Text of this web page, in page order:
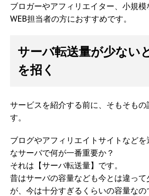
ブロガーやアフィリエイター、小規模
WEB担当者の方におすすめです。
サーバ転送量が少ない
を招く
サービスを紹介する前に、そもそもの
す。
ブログやアフィリエイトサイトなど
なサーバで何が一番重要か？
それは【サーバ転送量】です。
昔はサーバの容量なども今とは違っ
が、今は十分すぎるくらいの容量な